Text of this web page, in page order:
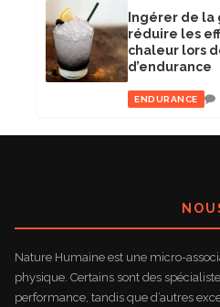
Ingérer de la
réduire les
chaleur lors
d’endurance
ENDURANCE
Nature Humaine est une micro-
physique. Certains sont des
performance, tandis que d’autres